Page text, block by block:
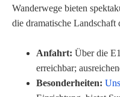
Wanderwege bieten
die dramatische Landschaft
Anfahrt: Über die
erreichbar;
Besonderheiten: